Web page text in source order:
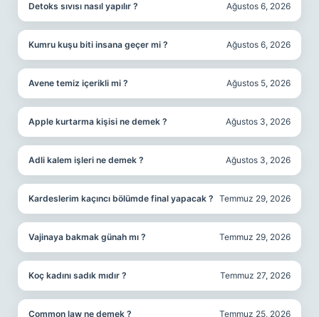
Detoks sıvısı nasıl yapılır ? Ağustos 6, 2026
Kumru kuşu biti insana geçer mi ? Ağustos 6, 2026
Avene temiz içerikli mi ? Ağustos 5, 2026
Apple kurtarma kişisi ne demek ? Ağustos 3, 2026
Adli kalem işleri ne demek ? Ağustos 3, 2026
Kardeslerim kaçıncı bölümde final yapacak ? Temmuz 29, 2026
Vajinaya bakmak günah mı ? Temmuz 29, 2026
Koç kadını sadık mıdır ? Temmuz 27, 2026
Common law ne demek ? Temmuz 25, 2026